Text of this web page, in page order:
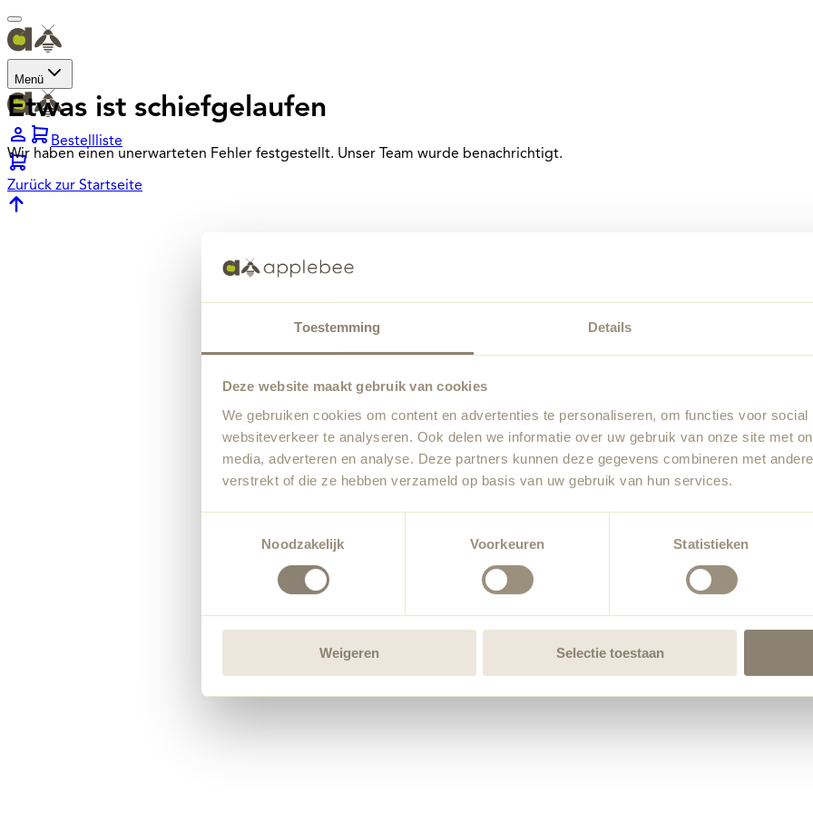
Toestemming Details
Deze website maakt gebruik van cookies
We gebruiken cookies om content en advertenties te personaliseren, om functies voor
websiteverkeer te analyseren. Ook delen we informatie over uw gebruik van onze site met
media, adverteren en analyse. Deze partners kunnen deze gegevens combineren met
verstrekt of die ze hebben verzameld op basis van uw gebruik van hun services.
Noodzakelijk
Voorkeuren Statistieken
Weigeren Selectie toestaan
Menü
Bestellliste
Etwas ist schiefgelaufen
Wir haben einen unerwarteten Fehler festgestellt. Unser Team wurde benachrichtigt.
Zurück zur Startseite